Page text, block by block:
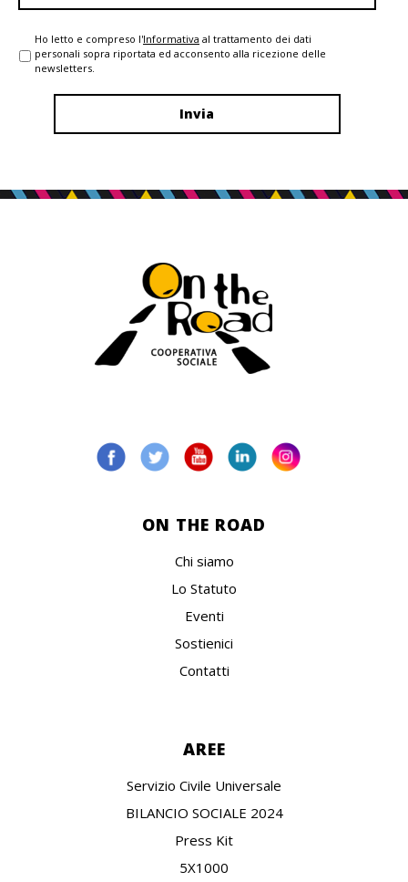
Ho letto e compreso l'Informativa al trattamento dei dati
personali sopra riportata ed acconsento alla ricezione delle
newsletters.
ON THE ROAD
Chi siamo
Lo Statuto
Eventi
Sostienici
Contatti
AREE
Servizio Civile Universale
BILANCIO SOCIALE 2024
Press Kit
5X1000